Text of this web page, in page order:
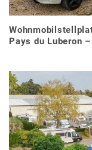
Pays du Luberon